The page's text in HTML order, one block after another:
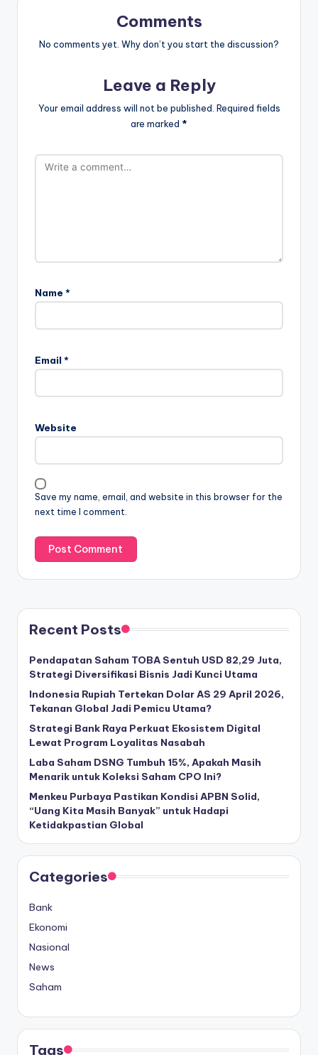
Comments
No comments yet. Why don’t you start the discussion?
Leave a Reply
Your email address will not be published. Required fields
are marked *
Name *
Email *
Website
Save my name, email, and website in this browser for the
next time I comment.
Recent Posts
Pendapatan Saham TOBA Sentuh USD 82,29 Juta,
Strategi Diversifikasi Bisnis Jadi Kunci Utama
Indonesia Rupiah Tertekan Dolar AS 29 April 2026,
Tekanan Global Jadi Pemicu Utama?
Strategi Bank Raya Perkuat Ekosistem Digital
Lewat Program Loyalitas Nasabah
Laba Saham DSNG Tumbuh 15%, Apakah Masih
Menarik untuk Koleksi Saham CPO Ini?
Menkeu Purbaya Pastikan Kondisi APBN Solid,
“Uang Kita Masih Banyak” untuk Hadapi
Ketidakpastian Global
Categories
Bank
Ekonomi
Nasional
News
Saham
Tags